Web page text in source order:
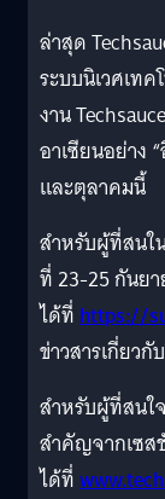
ล่าสุด
ระบบนิเวศเท
งาน
อาเซียนอย่าง
และตุลาคมนี้
สำหรับผู้ที่สนใ
ที่ 23-25 กันย
ได้ที่https://
ข่าวสารเกี่ยวกั
สำหรับผู้ที่สนใ
สำคัญจากเซส
ได้ที่